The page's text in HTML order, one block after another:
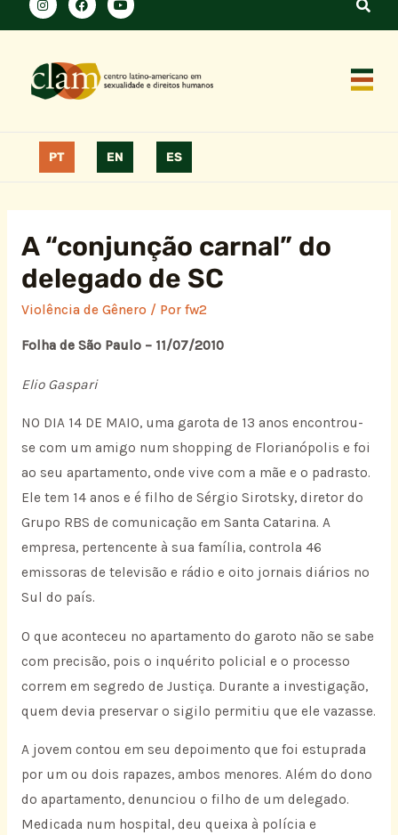
PT EN ES
A “conjunção carnal” do
delegado de SC
Violência de Gênero / Por fw2
Folha de São Paulo – 11/07/2010
Elio Gaspari
NO DIA 14 DE MAIO, uma garota de 13 anos encontrou-
se com um amigo num shopping de Florianópolis e foi
ao seu apartamento, onde vive com a mãe e o padrasto.
Ele tem 14 anos e é filho de Sérgio Sirotsky, diretor do
Grupo RBS de comunicação em Santa Catarina. A
empresa, pertencente à sua família, controla 46
emissoras de televisão e rádio e oito jornais diários no
Sul do país.
O que aconteceu no apartamento do garoto não se sabe
com precisão, pois o inquérito policial e o processo
correm em segredo de Justiça. Durante a investigação,
quem devia preservar o sigilo permitiu que ele vazasse.
A jovem contou em seu depoimento que foi estuprada
por um ou dois rapazes, ambos menores. Além do dono
do apartamento, denunciou o filho de um delegado.
Medicada num hospital, deu queixa à polícia e